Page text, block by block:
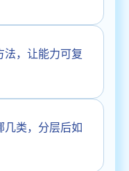
法，让能力可复
几类，分层后如